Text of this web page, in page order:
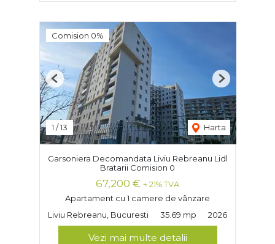
Comision 0%
1 /13 Harta
Previous Next
Garsoniera Decomandata Liviu Rebreanu Lidl
Bratarii Comision 0
67,200 € + 21% TVA
Apartament cu 1 camere de vânzare
Liviu Rebreanu, Bucuresti
35.69 mp 2026
Vezi mai multe detalii